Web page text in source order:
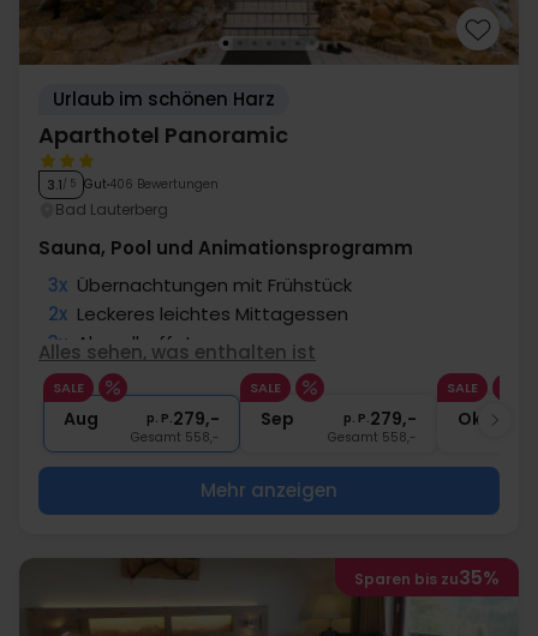
Urlaub im schönen Harz
Aparthotel Panoramic
3.1/ 5 Gut 406 Bewertungen
Bad Lauterberg
Sauna, Pool und Animationsprogramm
3x Übernachtungen mit Frühstück
2x Leckeres leichtes Mittagessen
3x Abendbuffet
2x Kaffee und Kuchen
3x Gratis Getränke von 10:00 - 21:00
Alles sehen, was enthalten ist
SALE
Aug p. P.279,-
Gesamt 558,-
SALE
Sep p. P.279,-
Gesamt 558,-
SALE
Okt
Mehr anzeigen
Sparen bis zu35%